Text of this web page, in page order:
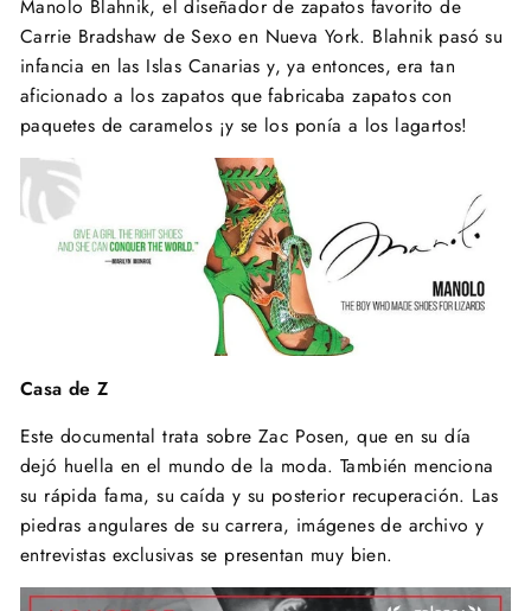
Manolo Blahnik, el diseñador de zapatos favorito de
Carrie Bradshaw de Sexo en Nueva York. Blahnik pasó su
infancia en las Islas Canarias y, ya entonces, era tan
aficionado a los zapatos que fabricaba zapatos con
paquetes de caramelos ¡y se los ponía a los lagartos!
Casa de Z
Este documental trata sobre Zac Posen, que en su día
dejó huella en el mundo de la moda. También menciona
su rápida fama, su caída y su posterior recuperación. Las
piedras angulares de su carrera, imágenes de archivo y
entrevistas exclusivas se presentan muy bien.